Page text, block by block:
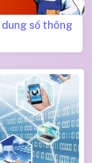
dung số thông